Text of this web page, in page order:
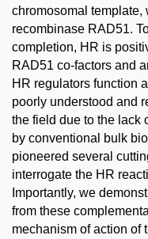
chromosomal
recombinase RAD51.
completion, HR is
RAD51 co-factors and
HR regulators function
poorly understood and
the field due to the lack
by conventional bulk
pioneered several
interrogate the HR
Importantly, we
from these
mechanism of action of